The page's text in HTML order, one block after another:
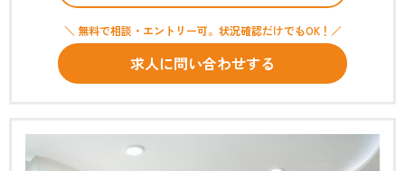
＼ 無料で相談・エントリー可。状況確認だけでもOK！／
求人に問い合わせする